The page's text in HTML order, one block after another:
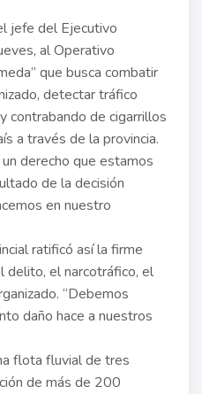
jefe del Ejecutivo
al Operativo
que busca combatir
detectar tráfico
contrabando de cigarrillos
a través de la provincia.
derecho que estamos
de la decisión
en nuestro
ratificó así la firme
delito, el narcotráfico, el
“Debemos
daño hace a nuestros
flota fluvial de tres
de más de 200